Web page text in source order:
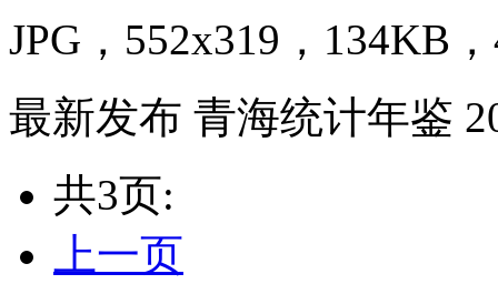
JPG，552x319，134KB
最新发布 青海统计年鉴
共3页:
上一页